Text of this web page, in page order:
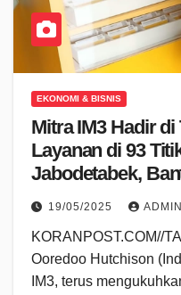
EKONOMI & BISNIS
Mitra IM3 Hadir
Layanan di 93
Jabodetabek,
19/05/2025 ADMIN
KORANPOST.COM//
Ooredoo Hutchison
IM3, terus